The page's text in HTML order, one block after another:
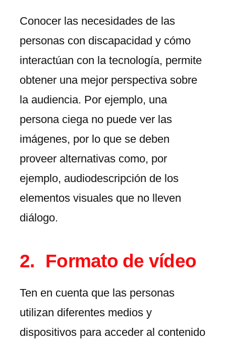
Conocer las necesidades de las
personas con discapacidad y cómo
interactúan con la tecnología, permite
obtener una mejor perspectiva sobre
la audiencia. Por ejemplo, una
persona ciega no puede ver las
imágenes, por lo que se deben
proveer alternativas como, por
ejemplo, audiodescripción de los
elementos visuales que no lleven
diálogo.
Formato de vídeo
Ten en cuenta que las personas
utilizan diferentes medios y
dispositivos para acceder al contenido